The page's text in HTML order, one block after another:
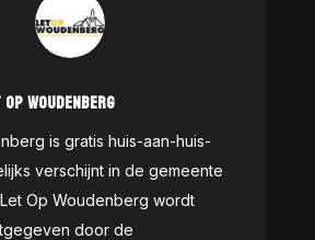
WOUDENBERG
is gratis huis-aan-huis-
verschijnt in de gemeente
Op Woudenberg wordt
door de